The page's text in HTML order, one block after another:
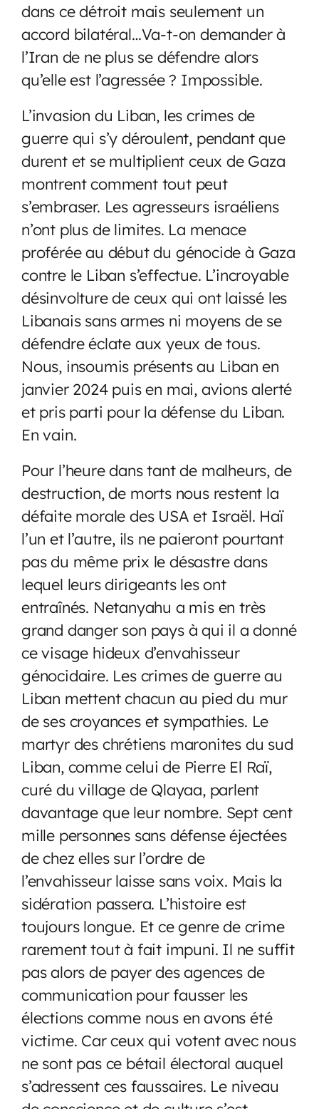
dans ce détroit mais seulement un
accord bilatéral…Va-t-on demander à
l’Iran de ne plus se défendre alors
qu’elle est l’agressée ? Impossible.
L’invasion du Liban, les crimes de
guerre qui s’y déroulent, pendant que
durent et se multiplient ceux de Gaza
montrent comment tout peut
s’embraser. Les agresseurs israéliens
n’ont plus de limites. La menace
proférée au début du génocide à Gaza
contre le Liban s’effectue. L’incroyable
désinvolture de ceux qui ont laissé les
Libanais sans armes ni moyens de se
défendre éclate aux yeux de tous.
Nous, insoumis présents au Liban en
janvier 2024 puis en mai, avions alerté
et pris parti pour la défense du Liban.
En vain.
Pour l’heure dans tant de malheurs, de
destruction, de morts nous restent la
défaite morale des USA et Israël. Haï
l’un et l’autre, ils ne paieront pourtant
pas du même prix le désastre dans
lequel leurs dirigeants les ont
entraînés. Netanyahu a mis en très
grand danger son pays à qui il a donné
ce visage hideux d’envahisseur
génocidaire. Les crimes de guerre au
Liban mettent chacun au pied du mur
de ses croyances et sympathies. Le
martyr des chrétiens maronites du sud
Liban, comme celui de Pierre El Raï,
curé du village de Qlayaa, parlent
davantage que leur nombre. Sept cent
mille personnes sans défense éjectées
de chez elles sur l’ordre de
l’envahisseur laisse sans voix. Mais la
sidération passera. L’histoire est
toujours longue. Et ce genre de crime
rarement tout à fait impuni. Il ne suffit
pas alors de payer des agences de
communication pour fausser les
élections comme nous en avons été
victime. Car ceux qui votent avec nous
ne sont pas ce bétail électoral auquel
s’adressent ces faussaires. Le niveau